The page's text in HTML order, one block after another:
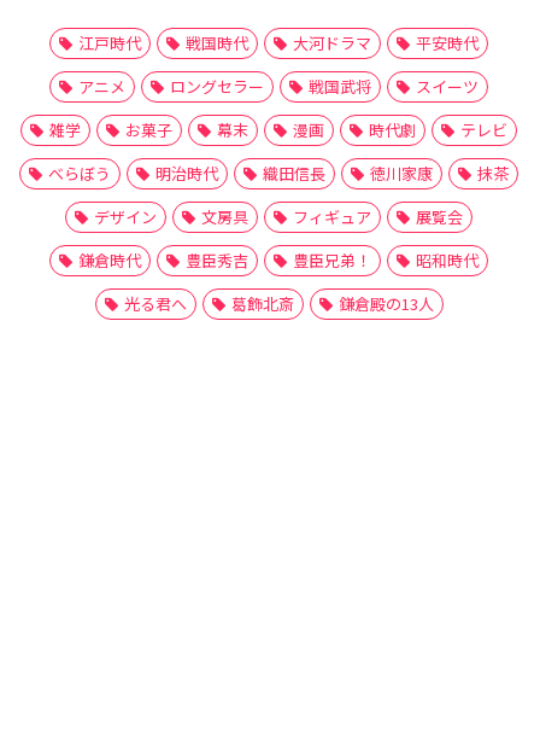
江戸時代 戦国時代 大河ドラマ
平安時代
アニメ
ロングセラー 戦国武将
スイーツ
雑学
お菓子 幕末 漫画 時代劇
テレビ
べらぼう
明治時代 織田信長 徳川家康
抹茶
デザイン
文房具 フィギュア
展覧会
鎌倉時代
豊臣秀吉 豊臣兄弟！
昭和時代
光る君へ
葛飾北斎 鎌倉殿の13人